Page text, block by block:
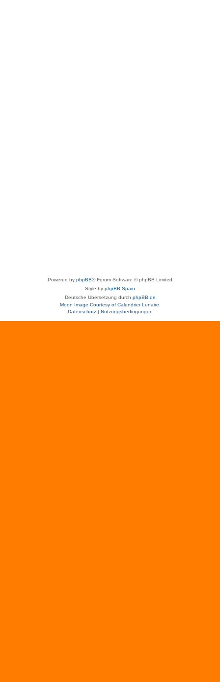
Powered by phpBB® Forum Software © phpBB Limited
Style by phpBB Spain
Deutsche Übersetzung durch phpBB.de
Moon Image Courtesy of Calendrier Lunaire.
Datenschutz| Nutzungsbedingungen